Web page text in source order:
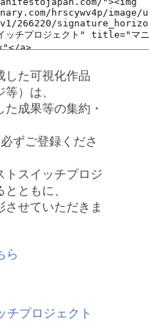
した可視化作品
）は、
成果等の集約・
ずご登録くださ
トスイッチプロジ
ともに、
させていただきま
ら